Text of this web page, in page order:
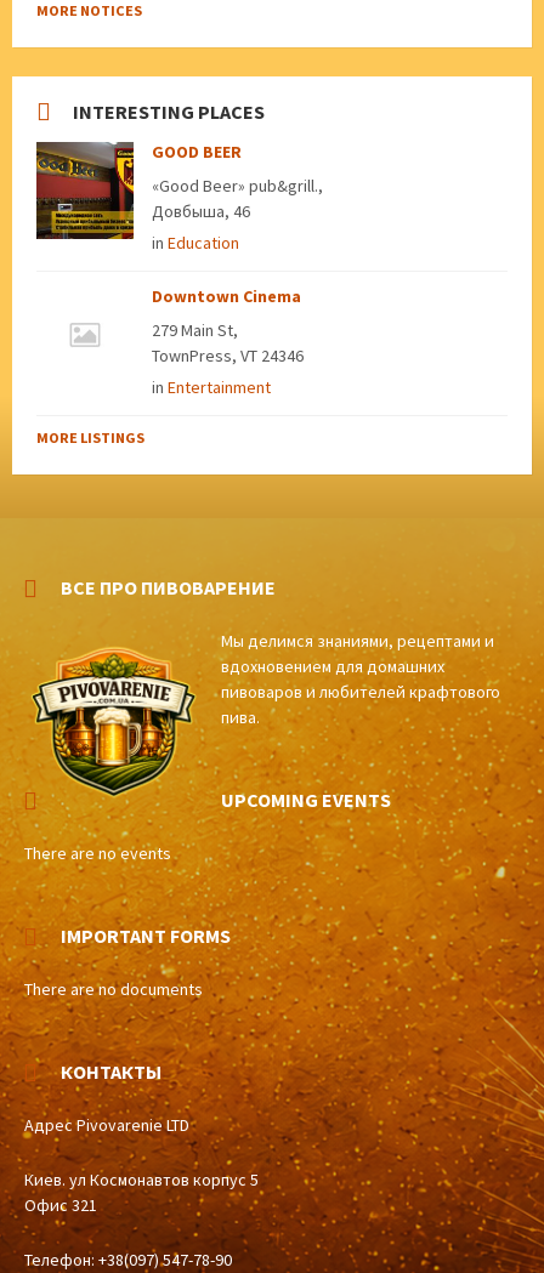
MORE NOTICES
INTERESTING PLACES
GOOD BEER
«Good Beer» pub&grill.,
Довбыша, 46
in Education
Downtown Cinema
279 Main St,
TownPress, VT 24346
in Entertainment
MORE LISTINGS
ВСЕ ПРО ПИВОВАРЕНИЕ
Мы делимся знаниями, рецептами и
вдохновением для домашних
пивоваров и любителей крафтового
пива.
UPCOMING EVENTS
There are no events
IMPORTANT FORMS
There are no documents
КОНТАКТЫ
Адрес Pivovarenie LTD
Киев. ул Космонавтов корпус 5
Офис 321
Телефон: +38(097) 547-78-90